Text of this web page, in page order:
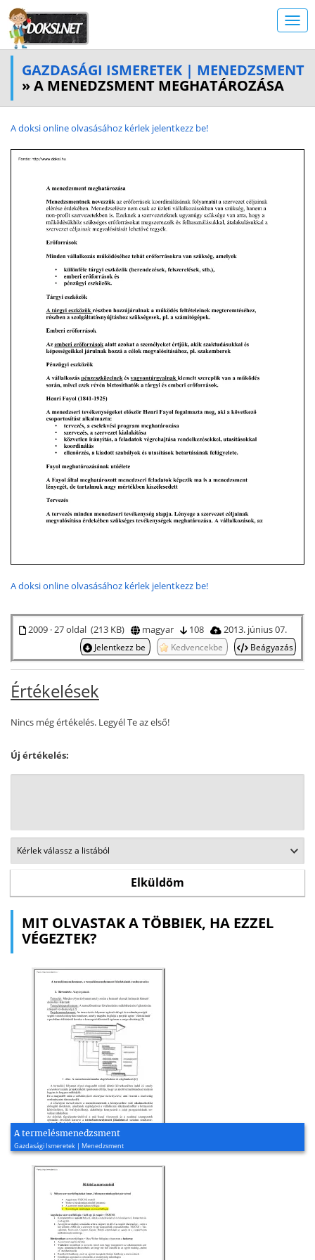
GAZDASÁGI ISMERETEK | MENEDZSMENT
» A MENEDZSMENT MEGHATÁROZÁSA
A doksi online olvasásához kérlek jelentkezz be!
A doksi online olvasásához kérlek jelentkezz be!
2009 · 27 oldal (213 KB) magyar 108 2013. június 07.
Jelentkezz be Kedvencekbe Beágyazás
Értékelések
Nincs még értékelés. Legyél Te az első!
Új értékelés:
MIT OLVASTAK A TÖBBIEK, HA EZZEL
VÉGEZTEK?
A termelésmenedzsment
Gazdasági Ismeretek | Menedzsment